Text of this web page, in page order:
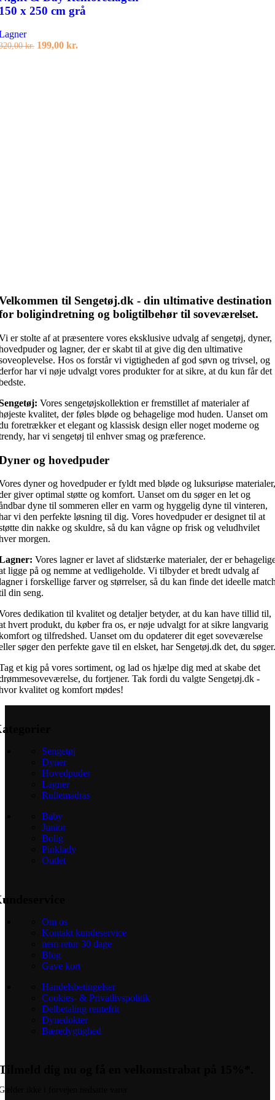
x 250 cm grå
kr. Den
199,00 kr.Den
til Sengetøj.dk - din ultimative destination
boligindretning og boligtilbehør til soveværelset.
er stolte af at præsentere vores eksklusive udvalg af sengetøj, dyner,
og lagner, der er skabt til at give dig den ultimative
Hos os forstår vi vigtigheden af god søvn og trivsel, og
har vi nøje udvalgt vores produkter for at sikre, at du kun får det
Vores sengetøjskollektion er fremstillet af materialer af
kvalitet, der føles bløde og behagelige mod huden. Uanset om
foretrækker et elegant og klassisk design eller noget moderne og
har vi sengetøj til enhver smag og præference.
og hovedpuder
dyner og hovedpuder er fyldt med bløde og luksuriøse materialer,
giver optimal støtte og komfort. Uanset om du søger en let og
dyne til sommeren eller en varm og hyggelig dyne til vinteren,
vi den perfekte løsning til dig. Vores hovedpuder er designet til at
din nakke og skuldre, så du kan vågne op frisk og veludhvilet
morgen.
Vores lagner er lavet af slidstærke materialer, der er
ligge på og nemme at vedligeholde. Vi tilbyder et bredt udvalg af
i forskellige farver og størrelser, så du kan finde det ideelle
din seng.
dedikation til kvalitet og detaljer betyder, at du kan have tillid til,
hvert produkt, du køber fra os, er nøje udvalgt for at sikre langvarig
og tilfredshed. Uanset om du opdaterer dit eget soveværelse
søger den perfekte gave til en elsket, har Sengetøj.dk det, du søger.
et kig på vores sortiment, og lad os hjælpe dig med at skabe det
du fortjener. Tak fordi du valgte Sengetøj.dk -
kvalitet og komfort mødes!
Sengetøj
Dyner
Hovedpuder
Lagner
Rullemadras
Baby
Junior
Bolig
Pinklady
Outlet
Om os
Kontakt kundeservice
nem retur 30 dage
Blog
Gave kort
Handelsbetingelser
Cookies- & Privatlivspolitik
Delbetaling rentefrit
Dynedokter
Bæredygtighed
dig nu og få en velkomstrabat på 15%*.
ikke i forvejen nedsatte varer